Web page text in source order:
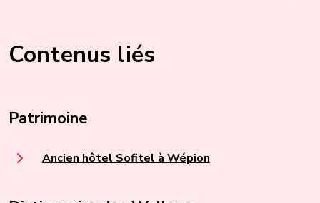
Contenus liés
Patrimoine
Ancien hôtel Sofitel à Wépion